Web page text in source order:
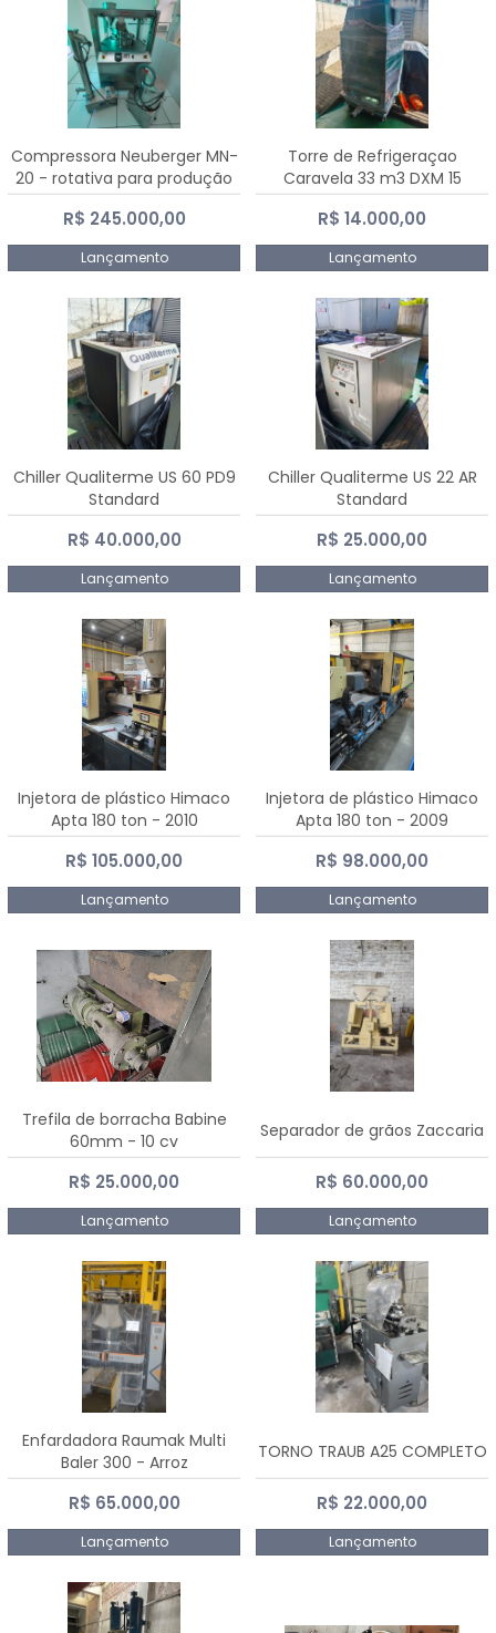
Compressora Neuberger MN-
20 - rotativa para produção
de comprimidos
R$ 245.000,00
Lançamento
Torre de Refrigeraçao
Caravela 33 m3 DXM 15
R$ 14.000,00
Lançamento
Chiller Qualiterme US 60 PD9
Standard
R$ 40.000,00
Lançamento
Chiller Qualiterme US 22 AR
Standard
R$ 25.000,00
Lançamento
Injetora de plástico Himaco
Apta 180 ton - 2010
R$ 105.000,00
Lançamento
Injetora de plástico Himaco
Apta 180 ton - 2009
R$ 98.000,00
Lançamento
Trefila de borracha Babine
60mm - 10 cv
R$ 25.000,00
Lançamento
Separador de grãos Zaccaria
R$ 60.000,00
Lançamento
Enfardadora Raumak Multi
Baler 300 - Arroz
R$ 65.000,00
Lançamento
TORNO TRAUB A25 COMPLETO
R$ 22.000,00
Lançamento